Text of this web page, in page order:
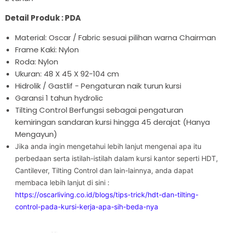
Detail Produk : PDA
Material: Oscar / Fabric sesuai pilihan warna Chairman
Frame Kaki: Nylon
Roda: Nylon
Ukuran: 48 X 45 X 92-104 cm
Hidrolik / Gastlif - Pengaturan naik turun kursi
Garansi 1 tahun hydrolic
Tilting Control Berfungsi sebagai pengaturan
kemiringan sandaran kursi hingga 45 derajat (Hanya
Mengayun)
Jika anda ingin mengetahui lebih lanjut mengenai apa itu
perbedaan serta istilah-istilah dalam kursi kantor seperti HDT,
Cantilever, Tilting Control dan lain-lainnya, anda dapat
membaca lebih lanjut di sini :
https://oscarliving.co.id/blogs/tips-trick/hdt-dan-tilting-
control-pada-kursi-kerja-apa-sih-beda-nya